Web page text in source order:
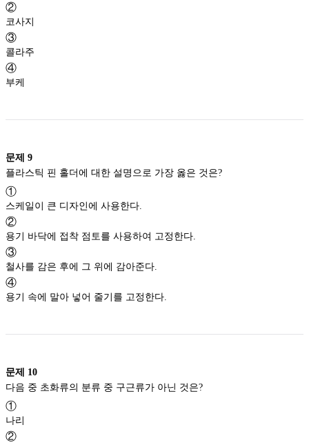
②
코사지
③
콜라주
④
부케
문제 9
①
스케일이 큰 디자인에 사용한다.
②
용기 바닥에 접착 점토를 사용하여 고정한다.
③
철사를 감은 후에 그 위에 감아준다.
④
용기 속에 말아 넣어 줄기를 고정한다.
문제 10
①
나리
②